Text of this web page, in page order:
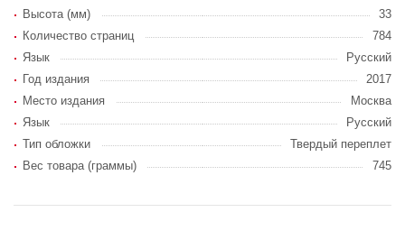
Высота (мм)
33
Количество страниц
784
Язык
Русский
Год издания
2017
Место издания
Москва
Язык
Русский
Тип обложки
Твердый переплет
Вес товара (граммы)
745